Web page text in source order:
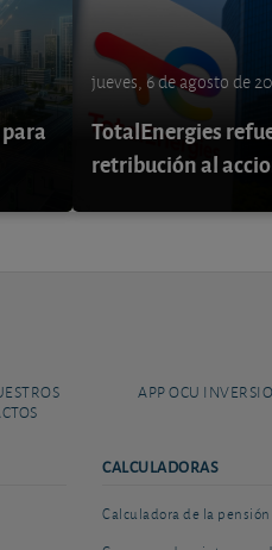
jueves, 6 de agosto de
TotalEnergies
retribución al
APP OCU
CALCULADORAS
Calculadora de la pensión